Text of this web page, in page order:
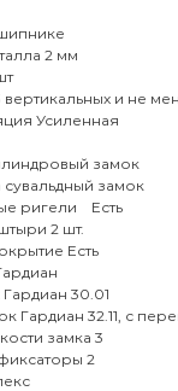
2 мм
вертикальных и не
Усиленная
замок
замок
ригели Есть
2 шт.
Есть
30.01
Гардиан 32.11, с
замка 3
2